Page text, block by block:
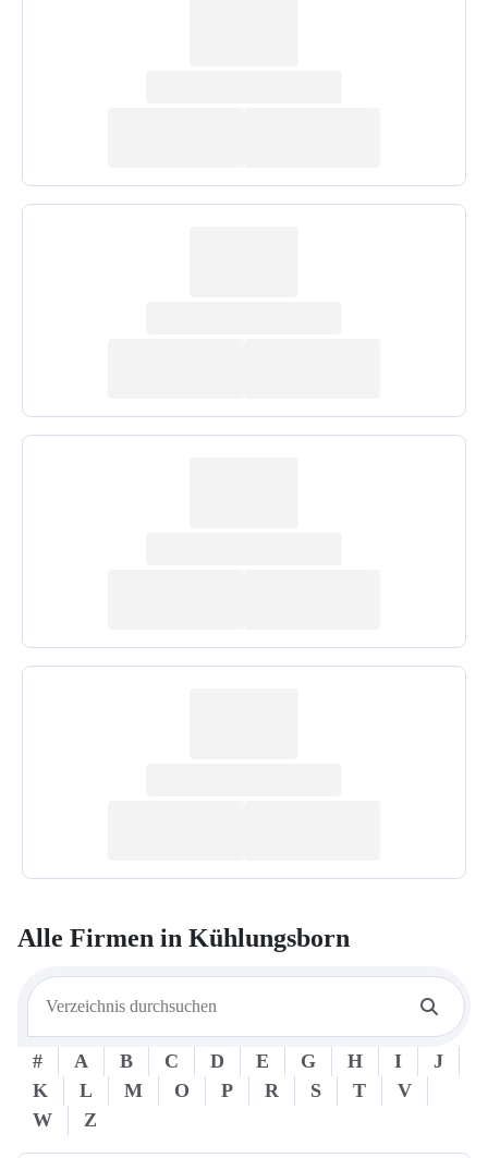
Alle Firmen in Kühlungsborn
# A B C D E G H I
J
K
L M O P R S T
V
W
Z